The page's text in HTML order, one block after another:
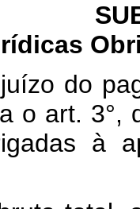
do
o art. 3°,
à